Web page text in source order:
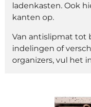
ladenkasten. Ook
kanten op.
Van antislipmat tot
indelingen of
organizers, vul het